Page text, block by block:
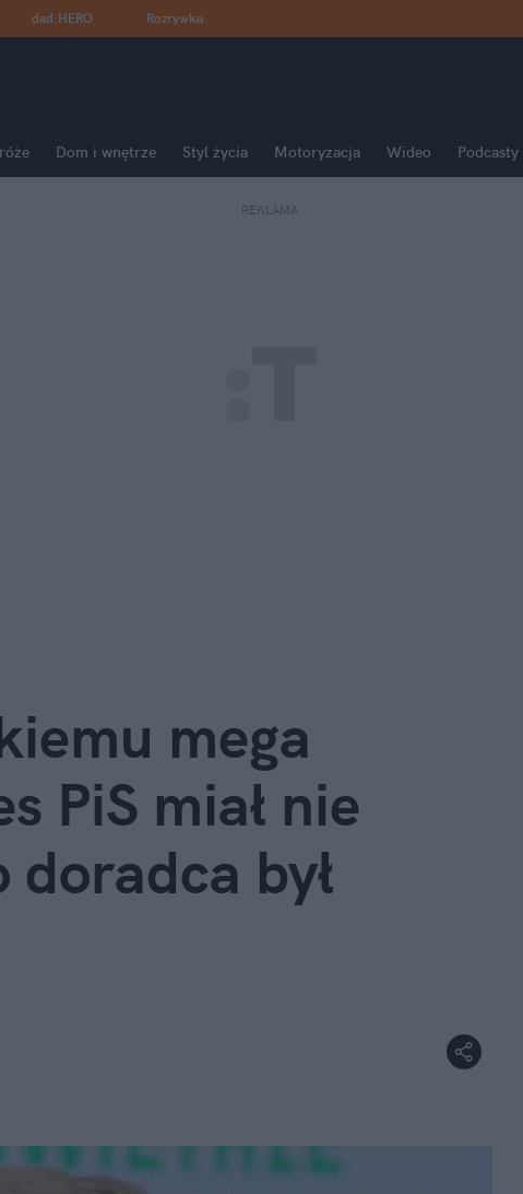
dad:HERO Rozrywka
Dom i wnętrze Styl życia Motoryzacja Wideo Podcasty
REKLAMA
mega
PiS miał nie
doradca był